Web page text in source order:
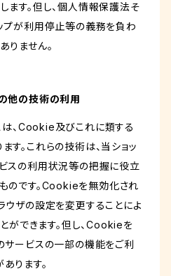
ます。但し、個人情報保護法そ
プが利用停止等の義務を負わ
りません。
他の技術の利用
は、Cookie及びこれに類する
す。これらの技術は、当ショッ
スの利用状況等の把握に役立
のです。Cookieを無効化され
ウザの設定を変更することによ
できます。但し、Cookieを
サービスの一部の機能をご利
ります。